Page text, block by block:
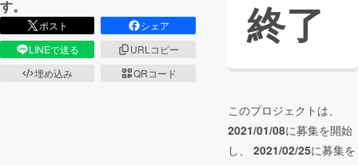
す。
ポスト
シェア
LINEで送る
URLコピー
埋め込み
QRコード
終了
このプロジェクトは、
2021/01/08に募集を開始
し、 2021/02/25に募集を